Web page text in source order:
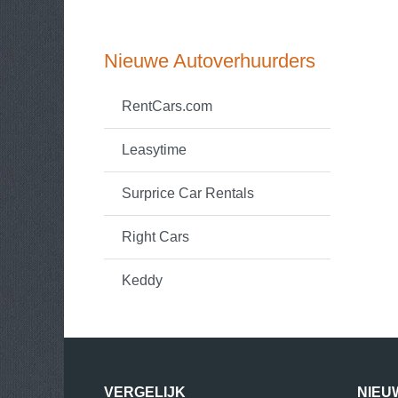
Nieuwe Autoverhuurders
RentCars.com
Leasytime
Surprice Car Rentals
Right Cars
Keddy
VERGELIJK